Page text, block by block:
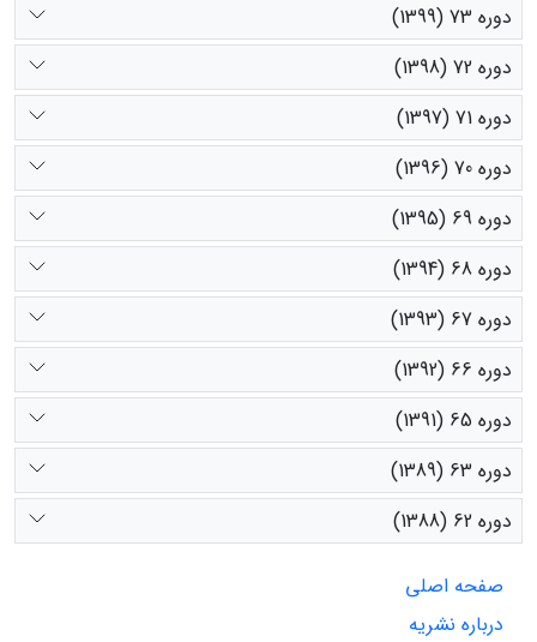
دوره 73 (1399)
دوره 72 (1398)
دوره 71 (1397)
دوره 70 (1396)
دوره 69 (1395)
دوره 68 (1394)
دوره 67 (1393)
دوره 66 (1392)
دوره 65 (1391)
دوره 63 (1389)
دوره 62 (1388)
صفحه اصلی
درباره نشریه